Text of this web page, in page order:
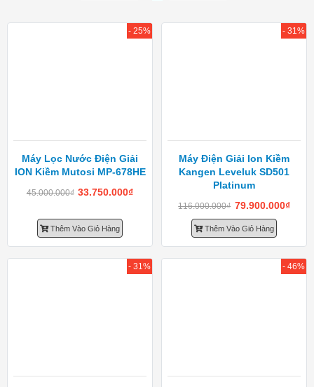
Máy Lọc Nước Điện Giải
ION Kiềm Mutosi MP-678HE
45.000.000₫ 33.750.000₫
Thêm Vào Giỏ Hàng
- 25%
Máy Điện Giải Ion Kiềm
Kangen Leveluk SD501
Platinum
116.000.000₫ 79.900.000₫
Thêm Vào Giỏ Hàng
- 31%
- 31% - 46%